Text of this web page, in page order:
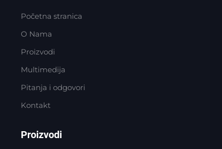
Početna stranica
O Nama
Proizvodi
Multimedija
Pitanja i odgovori
Kontakt
Proizvodi